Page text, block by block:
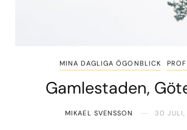
MINA DAGLIGA ÖGONBLICK
Gamlestaden,
MIKAEL SVENSSON 30 JULI,